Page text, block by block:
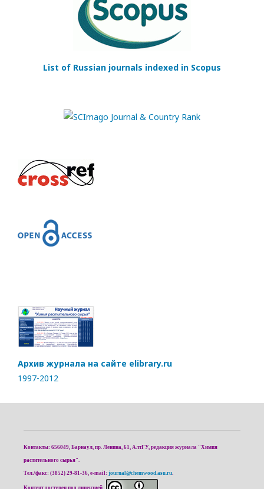
List of Russian journals indexed in Scopus
Архив журнала на сайте elibrary.ru
1997-2012
Контакты: 656049, Барнаул, пр. Ленина, 61, АлтГУ, редакция журнала "Химия
растительного сырья".
Тел./факс: (3852) 29-81-36, e-mail: journal@chemwood.asu.ru.
Контент доступен под лицензией